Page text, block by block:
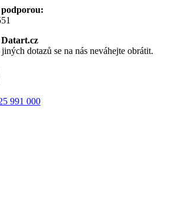
dotazů se na nás neváhejte obrátit.
991 000